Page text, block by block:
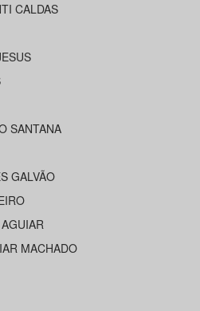
CALDAS
SANTANA
GALVÃO
MACHADO